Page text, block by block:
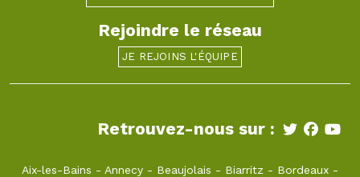
Rejoindre le réseau
JE REJOINS L'ÉQUIPE
Retrouvez-nous sur :
Aix-les-Bains - Annecy - Beaujolais - Biarritz - Bordeaux -